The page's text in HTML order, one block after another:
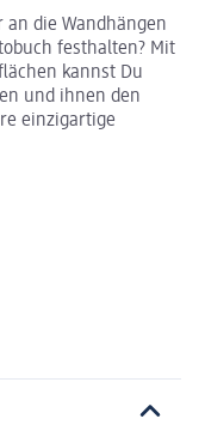
an die Wandhängen
festhalten? Mit
kannst Du
und ihnen den
einzigartige